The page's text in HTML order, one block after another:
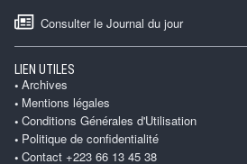
Consulter le Journal du jour
LIEN UTILES
Archives
Mentions légales
Conditions Générales d'Utilisation
Politique de confidentialité
Contact +223 66 13 45 38